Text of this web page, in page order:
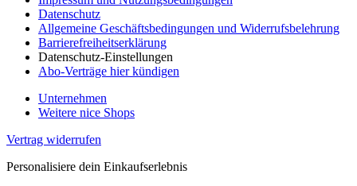
Datenschutz
Allgemeine Geschäftsbedingungen und Widerrufsbelehrung
Barrierefreiheitserklärung
Datenschutz-Einstellungen
Abo-Verträge hier kündigen
Unternehmen
Weitere nice Shops
Vertrag widerrufen
Personalisiere dein Einkaufserlebnis